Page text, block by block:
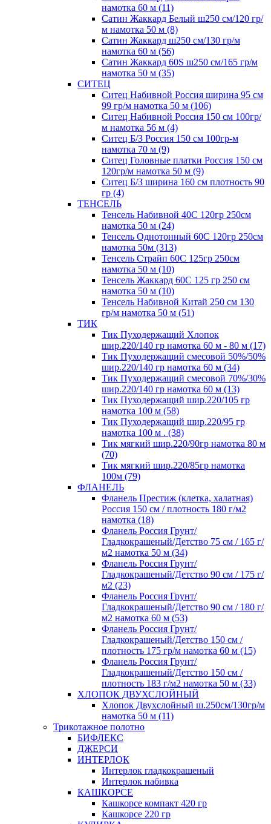
намотка 60 м (11)
Сатин Жаккард Белый ш250 см/120 гр/
м намотка 50 м (8)
Сатин Жаккард ш250 см/130 гр/м
намотка 60 м (56)
Сатин Жаккард 60S ш250 см/165 гр/м
намотка 50 м (35)
СИТЕЦ
Ситец Набивной Россия ширина 95 см
99 гр/м намотка 50 м (106)
Ситец Набивной Россия 150 см 100гр/
м намотка 56 м (4)
Ситец Б/З Россия 150 см 100гр-м
намотка 70 м (9)
Ситец Головные платки Россия 150 см
120гр/м намотка 50 м (9)
Ситец Б/З ширина 160 см плотность 90
гр (4)
ТЕНСЕЛЬ
Тенсель Набивной 40С 120гр 250см
намотка 50 м (24)
Тенсель Однотонный 60С 120гр 250см
намотка 50м (313)
Тенсель Страйп 60С 125гр 250см
намотка 50 м (10)
Тенсель Жаккард 60С 125 гр 250 см
намотка 50 м (10)
Тенсель Набивной Китай 250 см 130
гр/м намотка 50 м (51)
ТИК
Тик Пуходержащий Хлопок
шир.220/140 гр намотка 60 м - 80 м (17)
Тик Пуходержащий смесовой 50%/50%
шир.220/140 гр намотка 60 м (34)
Тик Пуходержащий смесовой 70%/30%
шир.220/140 гр намотка 60 м (13)
Тик Пуходержащий шир.220/105 гр
намотка 100 м (58)
Тик Пуходержащий шир.220/95 гр
намотка 100 м . (38)
Тик мягкий шир.220/90гр намотка 80 м
(70)
Тик мягкий шир.220/85гр намотка
100м (79)
ФЛАНЕЛЬ
Фланель Престиж (клетка, халатная)
Россия 150 см / плотность 180 г/м2
намотка (18)
Фланель Россия Грунт/
Гладкокрашеный/Детство 75 см / 165 г/
м2 намотка 50 м (34)
Фланель Россия Грунт/
Гладкокрашеный/Детство 90 см / 175 г/
м2 (23)
Фланель Россия Грунт/
Гладкокрашеный/Детство 90 см / 180 г/
м2 намотка 60 м (53)
Фланель Россия Грунт/
Гладкокрашеный/Детство 150 см /
плотность 175 гр/м намотка 60 м (15)
Фланель Россия Грунт/
Гладкокрашеный/Детство 150 см /
плотность 183 г/м2 намотка 50 м (33)
ХЛОПОК ДВУХСЛОЙНЫЙ
Хлопок Двухслойный ш.250см/130гр/м
намотка 50 м (11)
Трикотажное полотно
БИФЛЕКС
ДЖЕРСИ
ИНТЕРЛОК
Интерлок гладкокрашеный
Интерлок набивка
КАШКОРСЕ
Кашкорсе компакт 420 гр
Кашкорсе 220 гр